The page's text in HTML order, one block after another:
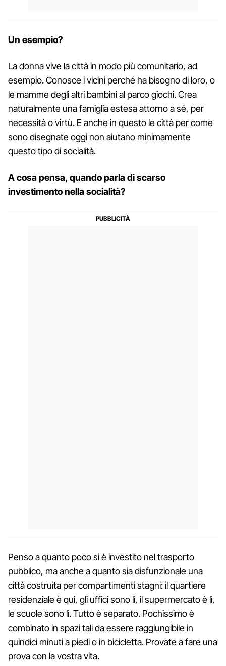
Un esempio?
La donna vive la città in modo più comunitario, ad
esempio. Conosce i vicini perché ha bisogno di loro, o
le mamme degli altri bambini al parco giochi. Crea
naturalmente una famiglia estesa attorno a sé, per
necessità o virtù. E anche in questo le città per come
sono disegnate oggi non aiutano minimamente
questo tipo di socialità.
A cosa pensa, quando parla di scarso
investimento nella socialità?
Penso a quanto poco si è investito nel trasporto
pubblico, ma anche a quanto sia disfunzionale una
città costruita per compartimenti stagni: il quartiere
residenziale è qui, gli uffici sono lì, il supermercato è lì,
le scuole sono lì. Tutto è separato. Pochissimo è
combinato in spazi tali da essere raggiungibile in
quindici minuti a piedi o in bicicletta. Provate a fare una
prova con la vostra vita.